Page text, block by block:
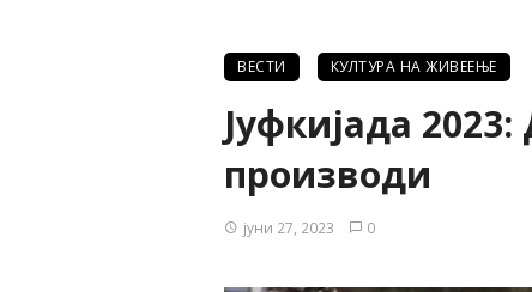
ВЕСТИ КУЛТУРА НА ЖИВЕЕЊЕ
Јуфкијада
производи
јуни 27, 2023 0